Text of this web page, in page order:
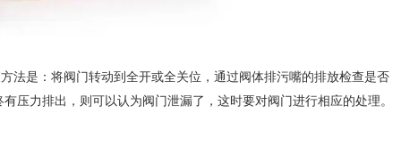
是：将阀门转动到全开或全关位，通过阀体排污嘴的排放检查是否
压力排出，则可以认为阀门泄漏了，这时要对阀门进行相应的处理。